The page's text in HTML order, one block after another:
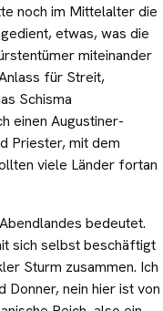
noch im Mittelalter die
etwas, was die
miteinander
für Streit,
Schisma
einen Augustiner-
Priester, mit dem
viele Länder fortan
bedeutet.
sich selbst beschäftigt
Sturm zusammen. Ich
Donner, nein hier ist von